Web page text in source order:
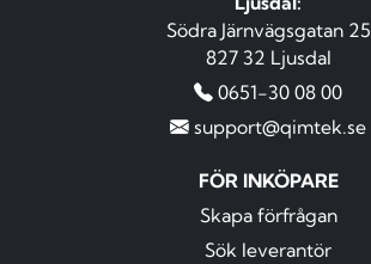
Södra Järnvägsgatan 25
827 32 Ljusdal
0651-30 08 00
support@qimtek.se
FÖR INKÖPARE
Skapa förfrågan
Sök leverantör